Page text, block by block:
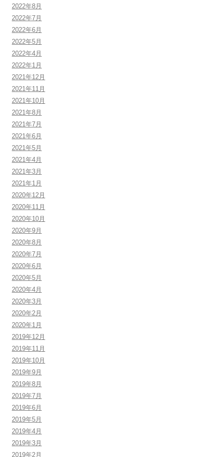
2022年8月
2022年7月
2022年6月
2022年5月
2022年4月
2022年1月
2021年12月
2021年11月
2021年10月
2021年8月
2021年7月
2021年6月
2021年5月
2021年4月
2021年3月
2021年1月
2020年12月
2020年11月
2020年10月
2020年9月
2020年8月
2020年7月
2020年6月
2020年5月
2020年4月
2020年3月
2020年2月
2020年1月
2019年12月
2019年11月
2019年10月
2019年9月
2019年8月
2019年7月
2019年6月
2019年5月
2019年4月
2019年3月
2019年2月